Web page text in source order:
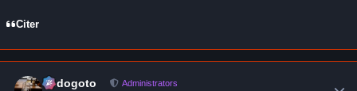
Citer
frédogoto Administrators